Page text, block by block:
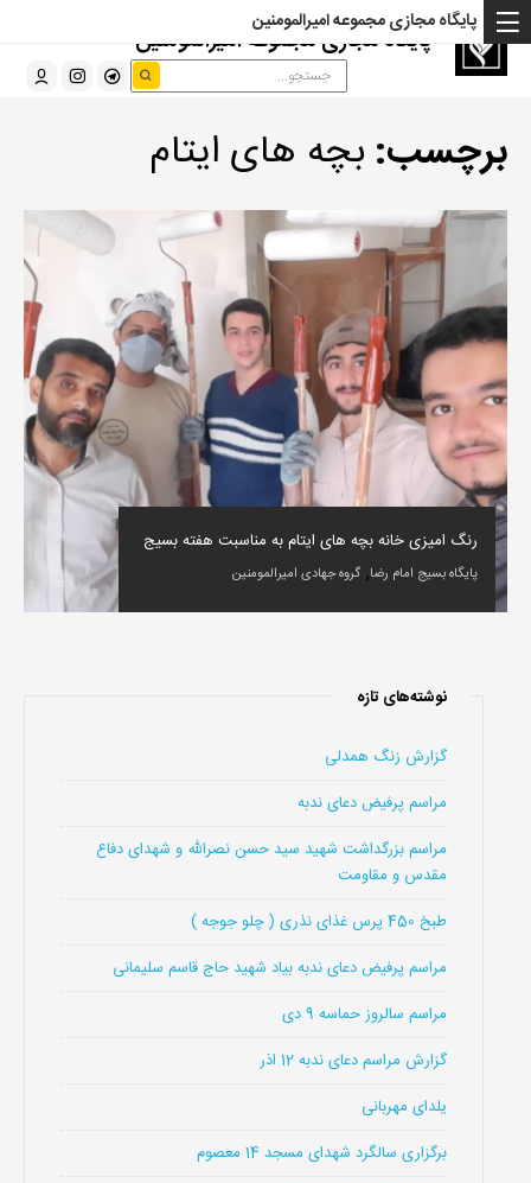
پایگاه مجازی مجموعه امیرالمومنین
پایگاه مجازی مجموعه امیرالمومنین
برچسب: بچه های ایتام
رنگ امیزی خانه بچه های ایتام به مناسبت هفته بسیج
پایگاه بسیج امام رضا, گروه جهادی امیرالمومنین
نوشته‌های تازه
گزارش زنگ همدلی
مراسم پرفیض دعای ندبه
مراسم بزرگداشت شهید سید حسن نصرالله و شهدای دفاع
مقدس و مقاومت
طبخ 450 پرس غذای نذری ( چلو جوجه )
مراسم پرفیض دعای ندبه بیاد شهید حاج قاسم سلیمانی
مراسم سالروز حماسه 9 دی
گزارش مراسم دعای ندبه 12 اذر
یلدای مهربانی
برگزاری سالگرد شهدای مسجد 14 معصوم